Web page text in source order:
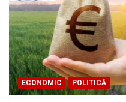
ECONOMIC POLITICĂ